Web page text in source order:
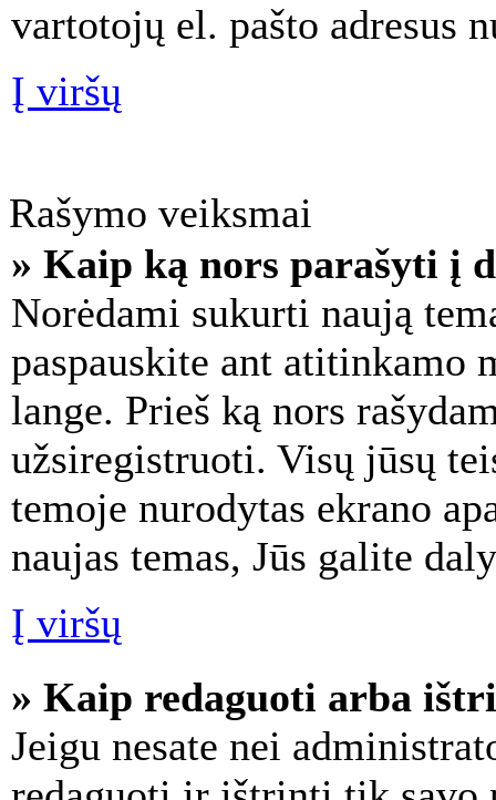
vartotojų el. pašto adresus
Į viršų
Rašymo veiksmai
» Kaip ką nors parašyti į
Norėdami sukurti naują
paspauskite ant atitinkamo
lange. Prieš ką nors
užsiregistruoti. Visų jūsų
temoje nurodytas ekrano
naujas temas, Jūs galite
Į viršų
» Kaip redaguoti arba
Jeigu nesate nei